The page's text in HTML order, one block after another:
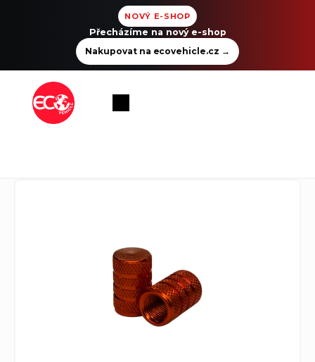
NOVÝ E-SHOP
Přecházíme na nový e-shop
Nakupovat na ecovehicle.cz →
Nákupní